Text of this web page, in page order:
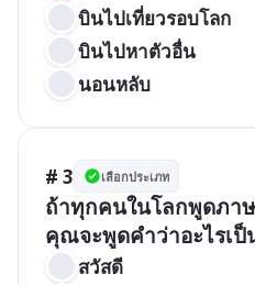
บินไปเที่ยวรอบโลก
บินไปหาตัวอื่น
นอนหลับ
# 3 เลือกประเภท
ถ้าทุกคนในโลกพูดภา
คุณจะพูดคำว่าอะไรเป็
สวัสดี